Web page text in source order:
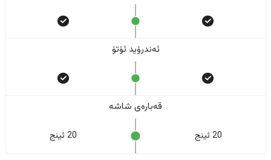
ئەندرۆید ئۆتۆ
قەبارەی شاشە
20 ئینج 20 ئینج